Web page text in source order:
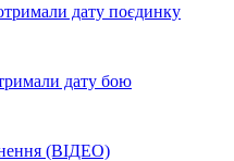
дату поєдинку
дату бою
(ВІДЕО)